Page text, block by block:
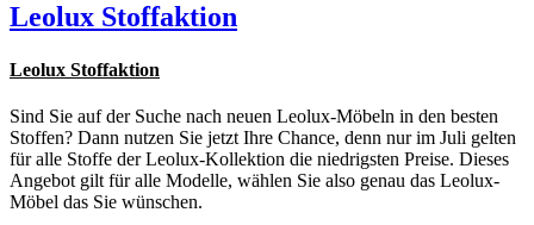
Leolux Stoffaktion
Leolux Stoffaktion
Sind Sie auf der Suche nach neuen Leolux-Möbeln in den besten
Stoffen? Dann nutzen Sie jetzt Ihre Chance, denn nur im Juli gelten
für alle Stoffe der Leolux-Kollektion die niedrigsten Preise. Dieses
Angebot gilt für alle Modelle, wählen Sie also genau das Leolux-
Möbel das Sie wünschen.